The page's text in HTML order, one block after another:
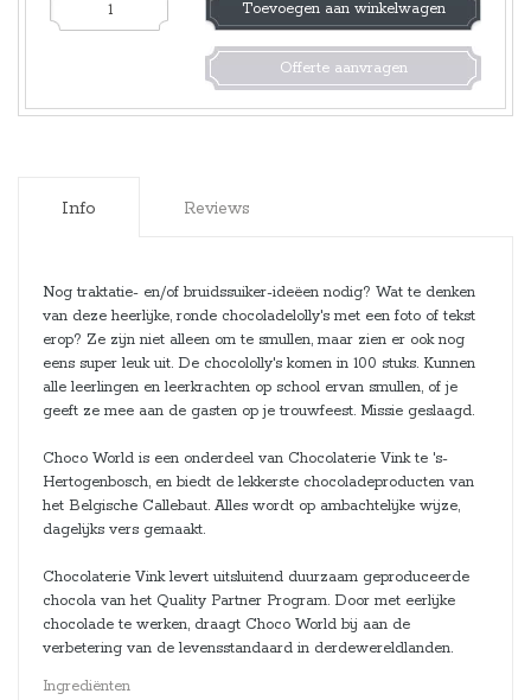
Toevoegen aan winkelwagen
Offerte aanvragen
Info Reviews
Nog traktatie- en/of bruidssuiker-ideëen nodig? Wat te denken
van deze heerlijke, ronde chocoladelolly's met een foto of tekst
erop? Ze zijn niet alleen om te smullen, maar zien er ook nog
eens super leuk uit. De chocololly's komen in 100 stuks. Kunnen
alle leerlingen en leerkrachten op school ervan smullen, of je
geeft ze mee aan de gasten op je trouwfeest. Missie geslaagd.
Choco World is een onderdeel van Chocolaterie Vink te 's-
Hertogenbosch, en biedt de lekkerste chocoladeproducten van
het Belgische Callebaut. Alles wordt op ambachtelijke wijze,
dagelijks vers gemaakt.
Chocolaterie Vink levert uitsluitend duurzaam geproduceerde
chocola van het Quality Partner Program. Door met eerlijke
chocolade te werken, draagt Choco World bij aan de
verbetering van de levensstandaard in derdewereldlanden.
Ingrediënten